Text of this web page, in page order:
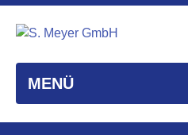
MENÜ